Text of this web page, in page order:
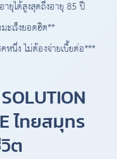
ยุได้สูงสุดถึงอายุ 85 ปี
ะเร็งยอดฮิต**
หนึ่ง ไม่ต้องจ่ายเบี้ยต่อ***
ไทยสมุทร
ต